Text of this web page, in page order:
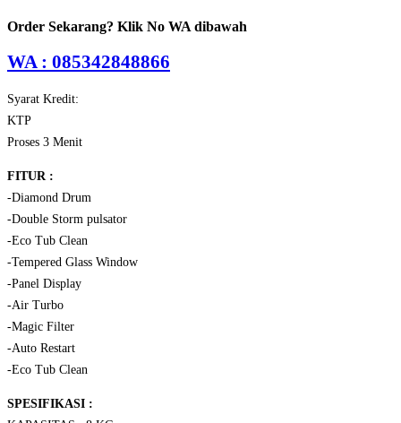
Order Sekarang? Klik No WA dibawah
WA : 085342848866
Syarat Kredit:
KTP
Proses 3 Menit
FITUR :
-Diamond Drum
-Double Storm pulsator
-Eco Tub Clean
-Tempered Glass Window
-Panel Display
-Air Turbo
-Magic Filter
-Auto Restart
-Eco Tub Clean
SPESIFIKASI :